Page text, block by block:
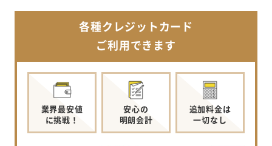
各種クレジットカード
ご利用できます
業界最安値
に挑戦！
安心の
明朗会計
追加料金は
一切なし